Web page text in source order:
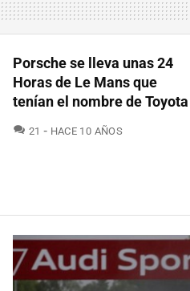
Porsche se lleva unas 24
Horas de Le Mans que
tenían el nombre de Toyota
21 COMENTARIOS
HACE 10 AÑOS